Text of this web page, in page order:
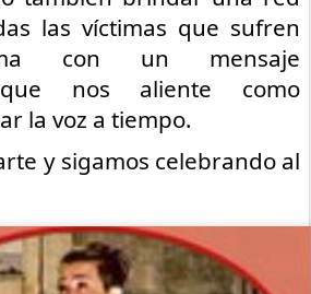
las víctimas que sufren
con un mensaje
que nos aliente como
la voz a tiempo.
y sigamos celebrando al